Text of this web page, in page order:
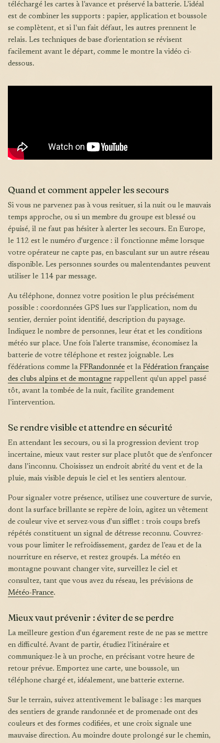
téléchargé les cartes à l'avance et préservé la batterie. L'idéal
est de combiner les supports : papier, application et boussole
se complètent, et si l'un fait défaut, les autres prennent le
relais. Les techniques de base d'orientation se révisent
facilement avant le départ, comme le montre la vidéo ci-
dessous.
Quand et comment appeler les secours
Si vous ne parvenez pas à vous resituer, si la nuit ou le mauvais
temps approche, ou si un membre du groupe est blessé ou
épuisé, il ne faut pas hésiter à alerter les secours. En Europe,
le 112 est le numéro d'urgence : il fonctionne même lorsque
votre opérateur ne capte pas, en basculant sur un autre réseau
disponible. Les personnes sourdes ou malentendantes peuvent
utiliser le 114 par message.
Au téléphone, donnez votre position le plus précisément
possible : coordonnées GPS lues sur l'application, nom du
sentier, dernier point identifié, description du paysage.
Indiquez le nombre de personnes, leur état et les conditions
météo sur place. Une fois l'alerte transmise, économisez la
batterie de votre téléphone et restez joignable. Les
fédérations comme la FFRandonnée et la Fédération française
des clubs alpins et de montagne rappellent qu'un appel passé
tôt, avant la tombée de la nuit, facilite grandement
l'intervention.
Se rendre visible et attendre en sécurité
En attendant les secours, ou si la progression devient trop
incertaine, mieux vaut rester sur place plutôt que de s'enfoncer
dans l'inconnu. Choisissez un endroit abrité du vent et de la
pluie, mais visible depuis le ciel et les sentiers alentour.
Pour signaler votre présence, utilisez une couverture de survie,
dont la surface brillante se repère de loin, agitez un vêtement
de couleur vive et servez-vous d'un sifflet : trois coups brefs
répétés constituent un signal de détresse reconnu. Couvrez-
vous pour limiter le refroidissement, gardez de l'eau et de la
nourriture en réserve, et restez groupés. La météo en
montagne pouvant changer vite, surveillez le ciel et
consultez, tant que vous avez du réseau, les prévisions de
Météo-France.
Mieux vaut prévenir : éviter de se perdre
La meilleure gestion d'un égarement reste de ne pas se mettre
en difficulté. Avant de partir, étudiez l'itinéraire et
communiquez-le à un proche, en précisant votre heure de
retour prévue. Emportez une carte, une boussole, un
téléphone chargé et, idéalement, une batterie externe.
Sur le terrain, suivez attentivement le balisage : les marques
des sentiers de grande randonnée et de promenade ont des
couleurs et des formes codifiées, et une croix signale une
mauvaise direction. Au moindre doute prolongé sur le chemin,